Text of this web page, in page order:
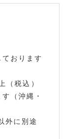
おります
（税込）
（沖縄・
外に別途